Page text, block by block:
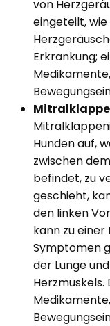
von
eingeteilt,
Erkrankung;
Hunden auf,
zwischen
befindet, zu
geschieht,
den linken
kann zu einer
Symptomen
der Lunge
Herzmuskels.